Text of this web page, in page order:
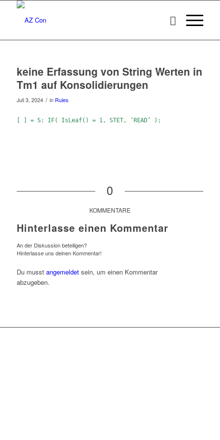
keine Erfassung von String Werten in
Tm1 auf Konsolidierungen
Juli 3, 2024 / in Rules
[ ] = S: IF( IsLeaf() = 1, STET, ‘READ’ );
0
KOMMENTARE
Hinterlasse einen Kommentar
An der Diskussion beteiligen?
Hinterlasse uns deinen Kommentar!
Du musst angemeldetsein, um einen Kommentar
abzugeben.